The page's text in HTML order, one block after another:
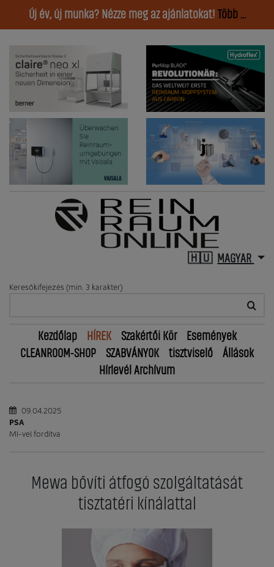
Új év, új munka? Nézze meg az ajánlatokat! Több ...
MAGYAR
Keresőkifejezés (min. 3 karakter)
Kezdőlap HÍREK Szakértői Kör
Események
CLEANROOM-SHOP
SZABVÁNYOK tisztviselő
Állások
Hírlevél Archívum
09.04.2025
PSA
MI-vel fordítva
Mewa bővíti átfogó szolgáltatását
tisztatéri kínálattal